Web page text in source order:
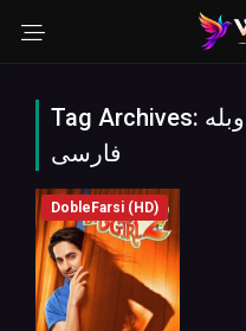
Tag Archives: فیلم دختر رویایی 2 دوبله
فارسی
DobleFarsi (HD)